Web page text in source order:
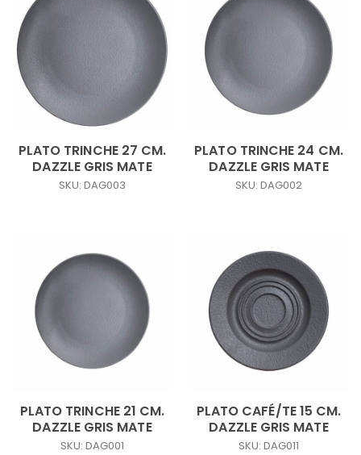
PLATO TRINCHE 27 CM.
DAZZLE GRIS MATE
SKU: DAG003
PLATO TRINCHE 24 CM.
DAZZLE GRIS MATE
SKU: DAG002
PLATO TRINCHE 21 CM.
DAZZLE GRIS MATE
SKU: DAG001
PLATO CAFÉ/TE 15 CM.
DAZZLE GRIS MATE
SKU: DAG011